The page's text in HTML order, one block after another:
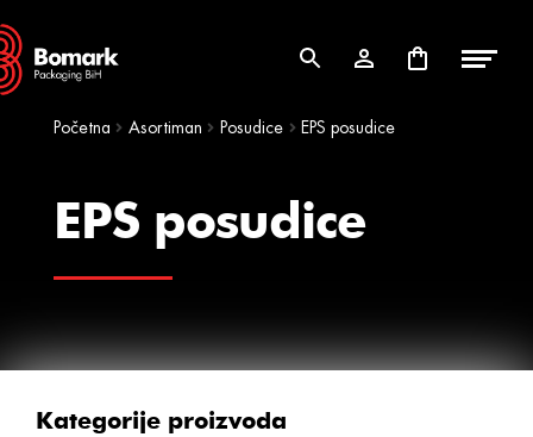
Skip
to
navigation
Skip
to
content
Početna Asortiman Posudice EPS posudice
EPS posudice
Kategorije proizvoda